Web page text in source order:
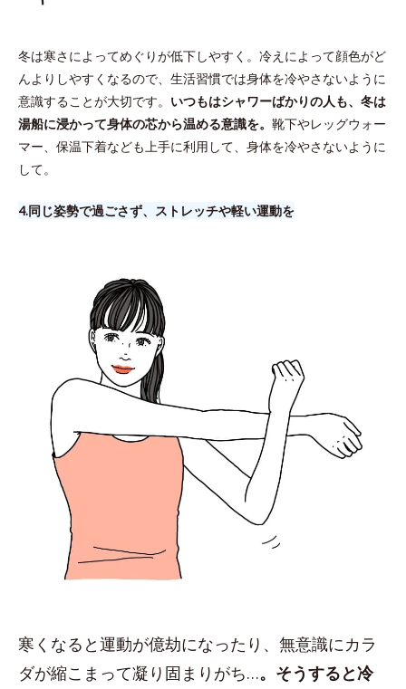
冬は寒さによってめぐりが低下しやすく。冷えによって顔色がど
んよりしやすくなるので、生活習慣では身体を冷やさないように
意識することが大切です。 いつもはシャワーばかりの人も、冬は
湯船に浸かって身体の芯から温める意識を。 靴下やレッグウォー
マー、保温下着なども上手に利用して、身体を冷やさないように
して。
4.​同じ姿勢で過ごさず、ストレッチや軽い運動を
寒くなると運動が億劫になったり、無意識にカラ
ダが縮こまって凝り固まりがち…。そうすると冷